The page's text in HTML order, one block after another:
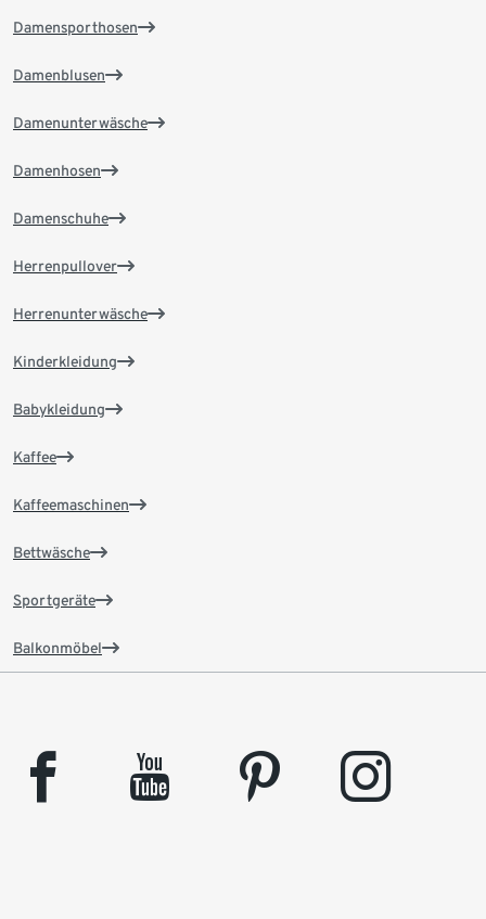
Damensporthosen
Damenblusen
Damenunterwäsche
Damenhosen
Damenschuhe
Herrenpullover
Herrenunterwäsche
Kinderkleidung
Babykleidung
Kaffee
Kaffeemaschinen
Bettwäsche
Sportgeräte
Balkonmöbel
facebook youtube pinterest instagram